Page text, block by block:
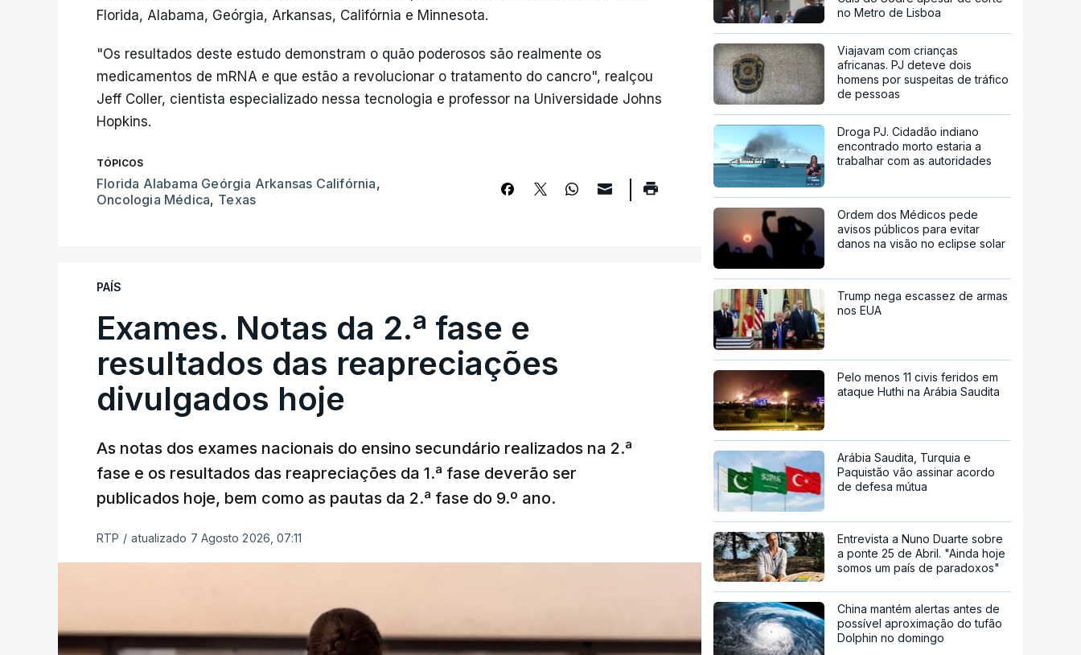
Florida, Alabama, Geórgia, Arkansas, Califórnia e Minnesota.
"Os resultados deste estudo demonstram o quão poderosos são realmente os
medicamentos de mRNA e que estão a revolucionar o tratamento do cancro", realçou
Jeff Coller, cientista especializado nessa tecnologia e professor na Universidade Johns
Hopkins.
TÓPICOS
Florida Alabama Geórgia Arkansas Califórnia,
Oncologia Médica, Texas
PAÍS
Exames. Notas da 2.ª fase e
resultados das reapreciações
divulgados hoje
As notas dos exames nacionais do ensino secundário realizados na 2.ª
fase e os resultados das reapreciações da 1.ª fase deverão ser
publicados hoje, bem como as pautas da 2.ª fase do 9.º ano.
RTP / atualizado 7 Agosto 2026, 07:11
no Metro de Lisboa
Viajavam com crianças
africanas. PJ deteve dois
homens por suspeitas de tráfico
de pessoas
Droga PJ. Cidadão indiano
encontrado morto estaria a
trabalhar com as autoridades
Ordem dos Médicos pede
avisos públicos para evitar
danos na visão no eclipse solar
Trump nega escassez de armas
nos EUA
Pelo menos 11 civis feridos em
ataque Huthi na Arábia Saudita
Arábia Saudita, Turquia e
Paquistão vão assinar acordo
de defesa mútua
Entrevista a Nuno Duarte sobre
a ponte 25 de Abril. "Ainda hoje
somos um país de paradoxos"
China mantém alertas antes de
possível aproximação do tufão
Dolphin no domingo